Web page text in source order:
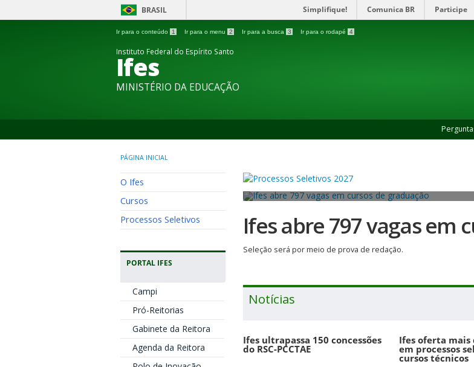
BRASIL Simplifique! Comunica BR Participe
Ir para o conteúdo 1 Ir para o menu 2 Ir para a busca 3 Ir para o rodapé 4
Instituto Federal do Espírito Santo
Ifes
MINISTÉRIO DA EDUCAÇÃO
PÁGINA INICIAL
O Ifes
Cursos
Processos Seletivos
PORTAL IFES
Campi
Pró-Reitorias
Gabinete da Reitora
Agenda da Reitora
Ifes abre 797 vagas em
Seleção será por meio de prova de redação.
Notícias
Ifes ultrapassa 150 concessões
do RSC-PCCTAE
Ifes oferta mais
em processos
cursos técnicos